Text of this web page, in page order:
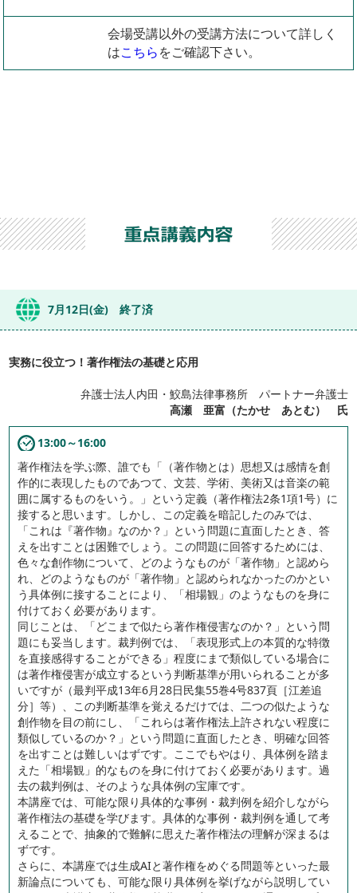
会場受講以外の受講方法について詳しく
はこちらをご確認下さい。
7月12日(金) 終了済
実務に役立つ！著作権法の基礎と応用
弁護士法人内田・鮫島法律事務所 パートナー弁護士
高瀬 亜富（たかせ あとむ） 氏
13:00～16:00
著作権法を学ぶ際、誰でも「（著作物とは）思想又は感情を創
作的に表現したものであつて、文芸、学術、美術又は音楽の範
囲に属するものをいう。」という定義（著作権法2条1項1号）に
接すると思います。しかし、この定義を暗記したのみでは、
「これは『著作物』なのか？」という問題に直面したとき、答
えを出すことは困難でしょう。この問題に回答するためには、
色々な創作物について、どのようなものが「著作物」と認めら
れ、どのようなものが「著作物」と認められなかったのかとい
う具体例に接することにより、「相場観」のようなものを身に
付けておく必要があります。
同じことは、「どこまで似たら著作権侵害なのか？」という問
題にも妥当します。裁判例では、「表現形式上の本質的な特徴
を直接感得することができる」程度にまで類似している場合に
は著作権侵害が成立するという判断基準が用いられることが多
いですが（最判平成13年6月28日民集55巻4号837頁［江差追
分］等）、この判断基準を覚えるだけでは、二つの似たような
創作物を目の前にし、「これらは著作権法上許されない程度に
類似しているのか？」という問題に直面したとき、明確な回答
を出すことは難しいはずです。ここでもやはり、具体例を踏ま
えた「相場観」的なものを身に付けておく必要があります。過
去の裁判例は、そのような具体例の宝庫です。
本講座では、可能な限り具体的な事例・裁判例を紹介しながら
著作権法の基礎を学びます。具体的な事例・裁判例を通して考
えることで、抽象的で難解に思えた著作権法の理解が深まるは
ずです。
さらに、本講座では生成AIと著作権をめぐる問題等といった最
新論点についても、可能な限り具体例を挙げながら説明してい